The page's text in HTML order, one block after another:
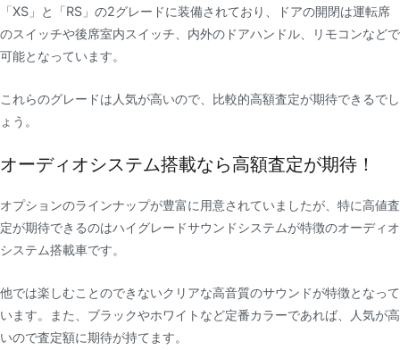
「XS」と「RS」の2グレードに装備されており、ドアの開閉は運転席
のスイッチや後席室内スイッチ、内外のドアハンドル、リモコンなどで
可能となっています。
これらのグレードは人気が高いので、比較的高額査定が期待できるでし
ょう。
オーディオシステム搭載なら高額査定が期待！
オプションのラインナップが豊富に用意されていましたが、特に高値査
定が期待できるのはハイグレードサウンドシステムが特徴のオーディオ
システム搭載車です。
他では楽しむことのできないクリアな高音質のサウンドが特徴となって
います。また、ブラックやホワイトなど定番カラーであれば、人気が高
いので査定額に期待が持てます。